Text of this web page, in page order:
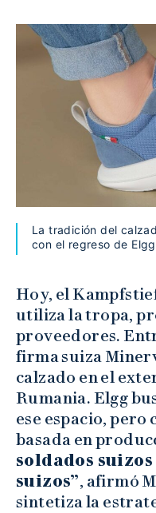
La tradición del
con el regreso de
Hoy, el
utiliza la tropa,
proveedores.
firma suiza
calzado en el
Rumania. Elgg
ese espacio, pero
basada en
soldados
suizos”, afirmó
sintetiza la